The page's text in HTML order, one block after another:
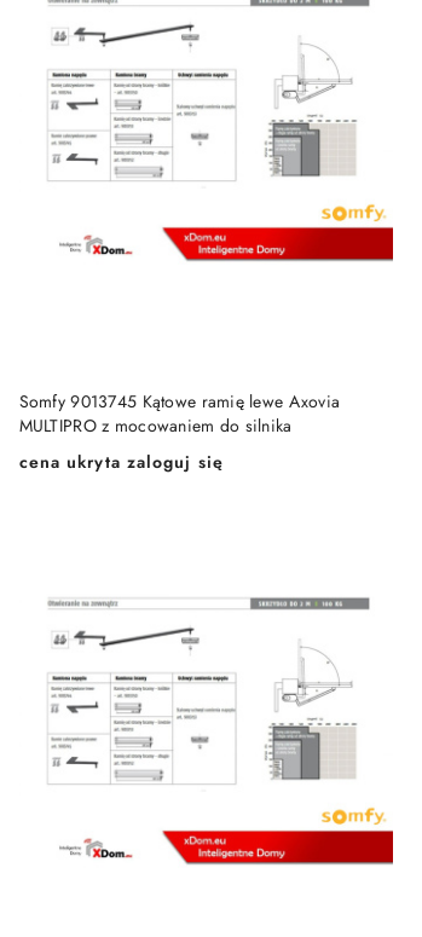
Somfy 9013745 Kątowe ramię lewe Axovia
MULTIPRO z mocowaniem do silnika
Cena:
cena ukryta zaloguj się
DODAJ DO KOSZYKA